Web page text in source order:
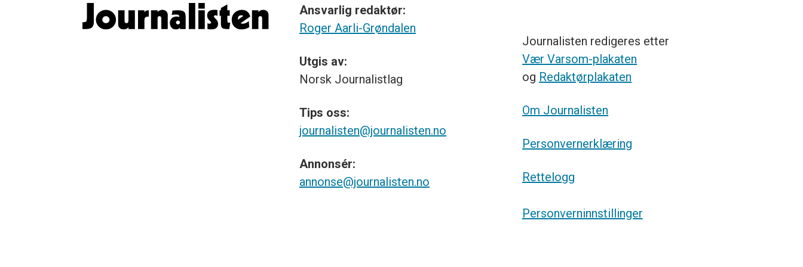
Ansvarlig redaktør:
Roger Aarli-Grøndalen
Utgis av:
Norsk Journalistlag
Tips oss:
journalisten@journalisten.no
Annonsér:
annonse@journalisten.no
Journalisten redigeres etter
Vær Varsom-plakaten
og Redaktørplakaten
Om Journalisten
Personvernerklæring
Rettelogg
Personverninnstillinger